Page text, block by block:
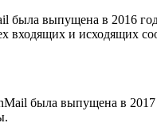
была выпущена в 2016
входящих и исходящих
была выпущена в